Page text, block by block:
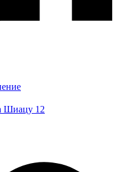
Шиацу 12